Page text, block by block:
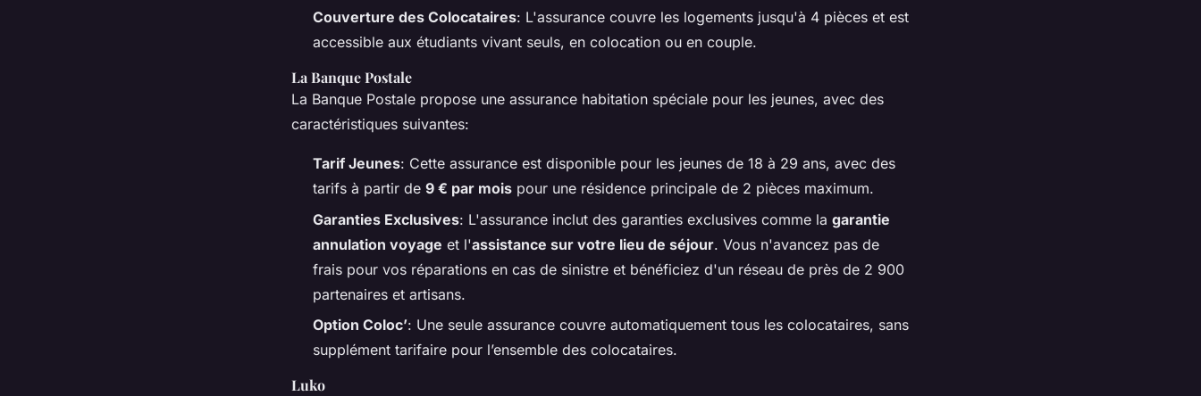
Couverture des Colocataires: L'assurance couvre les logements jusqu'à 4 pièces et est
accessible aux étudiants vivant seuls, en colocation ou en couple.
La Banque Postale
La Banque Postale propose une assurance habitation spéciale pour les jeunes, avec des
caractéristiques suivantes:
Tarif Jeunes: Cette assurance est disponible pour les jeunes de 18 à 29 ans, avec des
tarifs à partir de 9 € par mois pour une résidence principale de 2 pièces maximum.
Garanties Exclusives: L'assurance inclut des garanties exclusives comme la garantie
annulation voyage et l'assistance sur votre lieu de séjour. Vous n'avancez pas de
frais pour vos réparations en cas de sinistre et bénéficiez d'un réseau de près de 2 900
partenaires et artisans.
Option Coloc’: Une seule assurance couvre automatiquement tous les colocataires, sans
supplément tarifaire pour l’ensemble des colocataires.
Luko